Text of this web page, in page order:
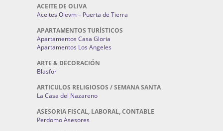
ACEITE DE OLIVA
Aceites Olevm – Puerta de Tierra
APARTAMENTOS TURÍSTICOS
Apartamentos Casa Gloria
Apartamentos Los Angeles
ARTE & DECORACIÓN
Blasfor
ARTICULOS RELIGIOSOS / SEMANA SANTA
La Casa del Nazareno
ASESORIA FISCAL, LABORAL, CONTABLE
Perdomo Asesores